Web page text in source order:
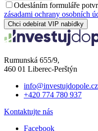
Odesláním formuláře
zásadami ochrany osobních
Chci odebírat VIP nabídky
Rumunská 655/9,
460 01 Liberec-Perštýn
info@investujdopole.cz
+420 774 780 937
Kontaktujte nás
Facebook